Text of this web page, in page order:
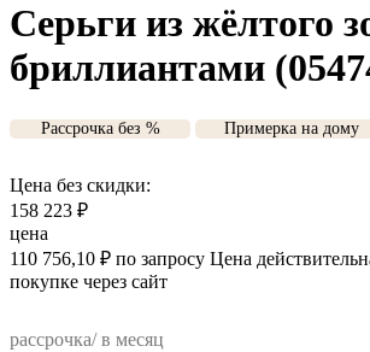
Серьги из жёлтого
бриллиантами
Рассрочка без % Примерка на дому
Цена без скидки:
158 223 ₽
цена
110 756,10 ₽ по запросу Цена
покупке через сайт
рассрочка/ в месяц